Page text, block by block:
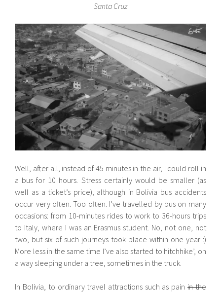
Santa Cruz
Well, after all, instead of 45 minutes in the air, I could roll in
a bus for 10 hours. Stress certainly would be smaller (as
well as a ticket’s price), although in Bolivia bus accidents
occur very often. Too often. I’ve travelled by bus on many
occasions: from 10-minutes rides to work to 36-hours trips
to Italy, where I was an Erasmus student. No, not one, not
two, but six of such journeys took place within one year :)
More less in the same time I’ve also started to hitchhike’, on
a way sleeping under a tree, sometimes in the truck.
In Bolivia, to ordinary travel attractions such as pain in the